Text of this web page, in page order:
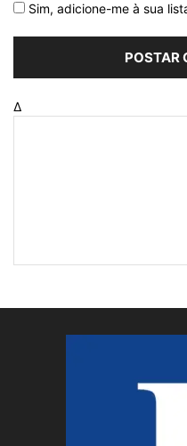
Sim, adicione-me à sua
Δ